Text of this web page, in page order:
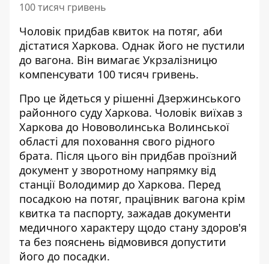
100 тисяч гривень
Чоловік придбав квиток на потяг, аби
дістатися Харкова. Однак його не пустили
до вагона. Він вимагає Укрзалізницю
компенсувати 100 тисяч гривень.
Про це йдеться у рішенні Дзержинського
районного суду Харкова. Чоловік виїхав з
Харкова до Нововолинська Волинської
області для поховання свого рідного
брата. Після цього він придбав проїзний
документ у зворотному напрямку від
станції Володимир до Харкова. Перед
посадкою на потяг, працівник вагона крім
квитка та паспорту, зажадав документи
медичного характеру щодо стану здоров'я
та без пояснень відмовився допустити
його до посадки.